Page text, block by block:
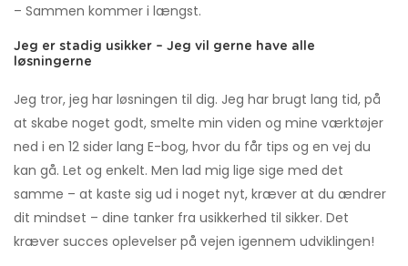
– Sammen kommer i længst.
Jeg er stadig usikker – Jeg vil gerne have alle
løsningerne
Jeg tror, jeg har løsningen til dig. Jeg har brugt lang tid, på
at skabe noget godt, smelte min viden og mine værktøjer
ned i en 12 sider lang E-bog, hvor du får tips og en vej du
kan gå. Let og enkelt. Men lad mig lige sige med det
samme – at kaste sig ud i noget nyt, kræver at du ændrer
dit mindset – dine tanker fra usikkerhed til sikker. Det
kræver succes oplevelser på vejen igennem udviklingen!